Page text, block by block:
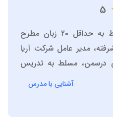
5
مهدی عباسی هستم، مسلط به حداقل ۲۰ زبان مطرح
مدیر عامل شرکت آریا
درسمن، مسلط به تدریس
کامپیوتر، پایگاه داده
آشنایی با مدرس